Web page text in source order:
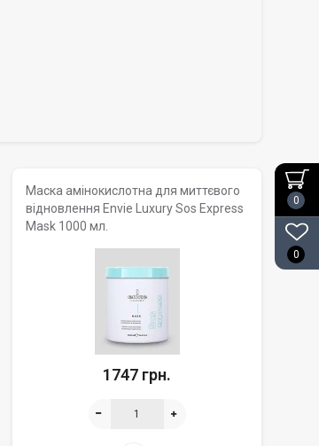
0
0
Маска амінокислотна для миттєвого
відновлення Envie Luxury Sos Express
Mask 1000 мл.
1747 грн.